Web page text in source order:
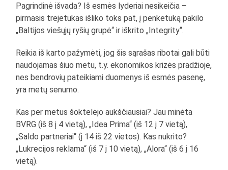
Pagrindinė išvada? Iš esmės lyderiai nesikeičia –
pirmasis trejetukas išliko toks pat, į penketuką pakilo
„Baltijos viešųjų ryšių grupė“ ir iškrito „Integrity“.
Reikia iš karto pažymėti, jog šis sąrašas ribotai gali būti
naudojamas šiuo metu, t.y. ekonomikos krizės pradžioje,
nes bendrovių pateikiami duomenys iš esmės pasenę,
yra metų senumo.
Kas per metus šoktelėjo aukščiausiai? Jau minėta
BVRG (iš 8 į 4 vietą), „Idea Prima“ (iš 12 į 7 vietą),
„Saldo partneriai“ (į 14 iš 22 vietos). Kas nukrito?
„Lukrecijos reklama“ (iš 7 į 10 vietą), „Alora“ (iš 6 į 16
vietą).